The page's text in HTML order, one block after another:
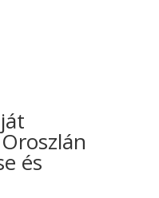
és